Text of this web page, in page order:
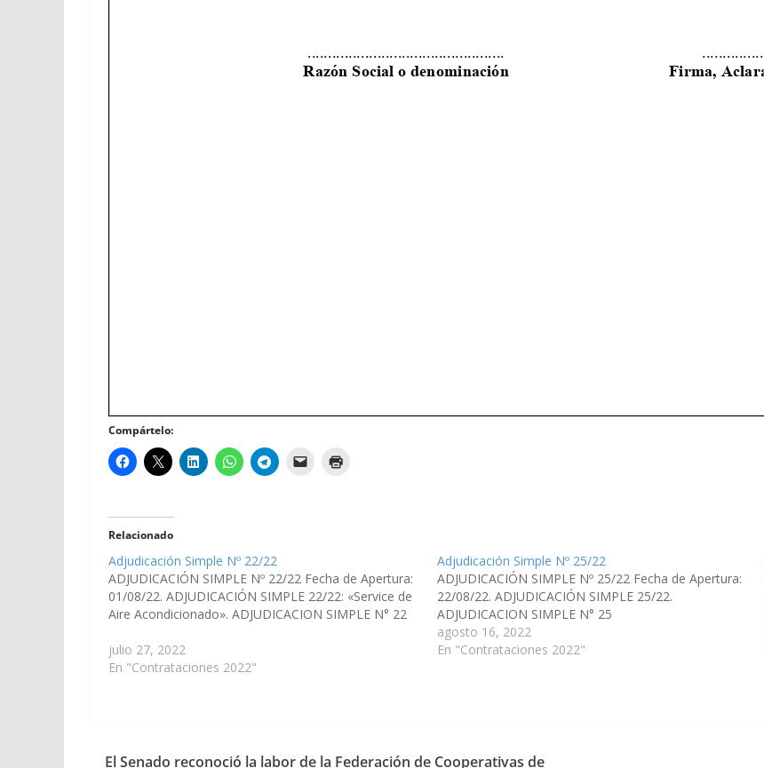
Compártelo:
Relacionado
Adjudicación Simple Nº 22/22
ADJUDICACIÓN SIMPLE Nº 22/22 Fecha de Apertura:
01/08/22. ADJUDICACIÓN SIMPLE 22/22: «Service de
Aire Acondicionado». ADJUDICACION SIMPLE N° 22
julio 27, 2022
En "Contrataciones 2022"
Adjudicación Simple Nº 25/22
ADJUDICACIÓN SIMPLE Nº 25/22 Fecha de Apertura:
22/08/22. ADJUDICACIÓN SIMPLE 25/22.
ADJUDICACION SIMPLE N° 25
agosto 16, 2022
En "Contrataciones 2022"
El Senado reconoció la labor de la Federación de Cooperativas de